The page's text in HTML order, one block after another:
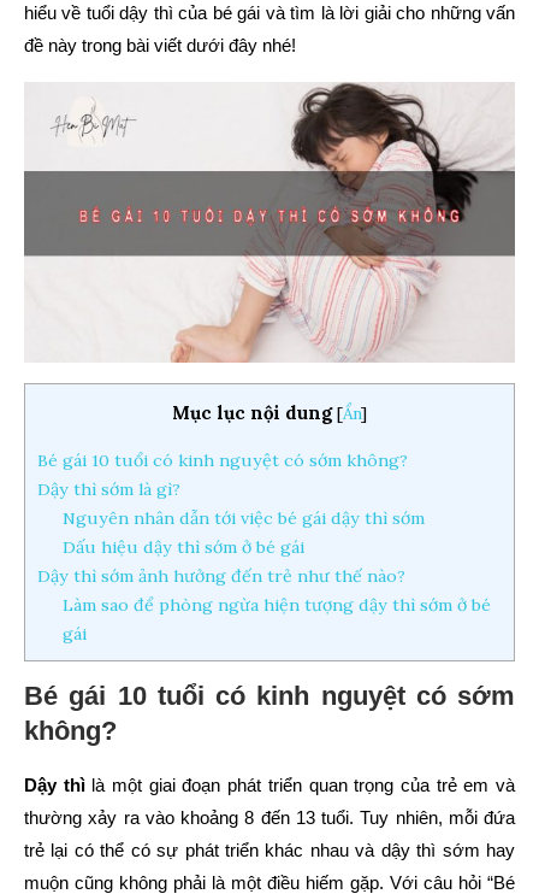
hiểu về tuổi dậy thì của bé gái và tìm là lời giải cho những vấn
đề này trong bài viết dưới đây nhé!
Mục lục nội dung [Ẩn]
Bé gái 10 tuổi có kinh nguyệt có sớm không?
Dậy thì sớm là gì?
Nguyên nhân dẫn tới việc bé gái dậy thì sớm
Dấu hiệu dậy thì sớm ở bé gái
Dậy thì sớm ảnh hưởng đến trẻ như thế nào?
Làm sao để phòng ngừa hiện tượng dậy thì sớm ở bé
gái
Bé gái 10 tuổi có kinh nguyệt có sớm
không?
Dậy thìlà một giai đoạn phát triển quan trọng của trẻ em và
thường xảy ra vào khoảng 8 đến 13 tuổi. Tuy nhiên, mỗi đứa
trẻ lại có thể có sự phát triển khác nhau và dậy thì sớm hay
muộn cũng không phải là một điều hiếm gặp. Với câu hỏi “Bé